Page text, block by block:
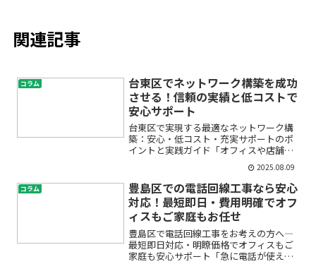
関連記事
コラム
台東区でネットワーク構築を成功
させる！信頼の実績と低コストで
安心サポート
台東区で実現する最適なネットワーク構
築：安心・低コスト・充実サポートのポ
イントと実践ガイド「オフィスや店舗の
ネットワーク環境を整えたいけれど、何
から始めればいいのかわからない」「セ
キュリティやコスト、運用の不安があ
る」「台東区で信頼できるI...
2025.08.09
コラム
豊島区での電話回線工事なら安心
対応！最短即日・費用明確でオフ
ィスもご家庭もお任せ
豊島区で電話回線工事をお考えの方へ―
最短即日対応・明瞭価格でオフィスもご
家庭も安心サポート「急に電話が使えな